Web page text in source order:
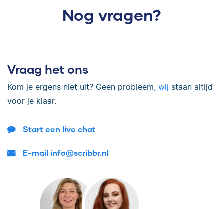
Nog vragen?
Vraag het ons
Kom je ergens niet uit? Geen probleem, wij staan altijd
voor je klaar.
Start een live chat
E-mail info@scribbr.nl